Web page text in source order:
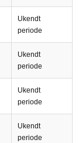
Ukendt
periode
Ukendt
periode
Ukendt
periode
Ukendt
periode